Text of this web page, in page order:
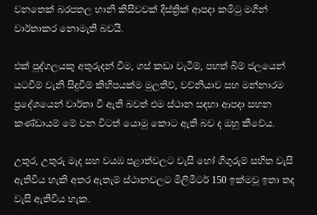
වනතෙක් බරපතල හානි කිසිවවක් දිස්ත්‍රික් ආපදා කමිටු මගින්
වාර්තාකර නොමැති බවයි.
එක් පුද්ගලයකු අතුරුදන් වීම, ගස් කඩා වැටීම්, පහත් බිම් ජලයෙන්
යටවීම් වැනි සිදුවීම් කිහිපයක්ම මුලතිව්, වව්නියාව සහ මන්නාරම
ප්‍රදේශයෙන් වාර්තා වී ඇති බවත් එම ස්ථාන සඳහා ආපදා සහන
කණ්ඩායම් මේ වන විටත් යොමු කොට ඇති බව ද ඔහු කීවේය.
උතුර, උතුරු මැද සහ වයඹ පළාත්වලට වැසි හෝ ගිගුරුම් සහිත වැසි
ඇතිවිය හැකි අතර ඇතැම් ස්ථානවලට මිලිමීටර් 150 ඉක්මවූ ඉතා තද
වැසි ඇතිවිය හැක.